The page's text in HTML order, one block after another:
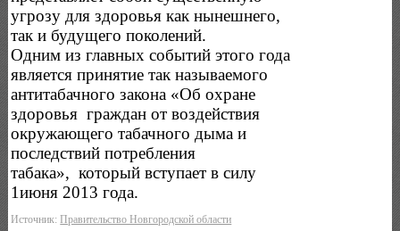
угрозу для здоровья как нынешнего,
так и будущего поколений.
Одним из главных событий этого года
является принятие так называемого
антитабачного закона «Об охране
здоровья граждан от воздействия
окружающего табачного дыма и
последствий потребления
табака», который вступает в силу
1июня 2013 года.
Источник:Правительство Новгородской области